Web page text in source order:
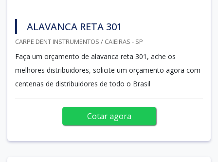
ALAVANCA RETA 301
CARPE DENT INSTRUMENTOS / CAIEIRAS - SP
Faça um orçamento de alavanca reta 301, ache os
melhores distribuidores, solicite um orçamento agora com
centenas de distribuidores de todo o Brasil
Cotar agora